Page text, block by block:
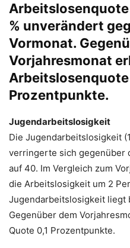
% unverändert
Vormonat.
Vorjahresmonat
Arbeitslosenquote
Prozentpunkte.
Jugendarbeitslosigkeit
Die Jugendarbeitslosigkeit
verringerte sich gegenüber
auf 40. Im Vergleich zum
die Arbeitslosigkeit um 2
Jugendarbeitslosigkeit liegt
Gegenüber dem
Quote 0,1 Prozentpunkte.